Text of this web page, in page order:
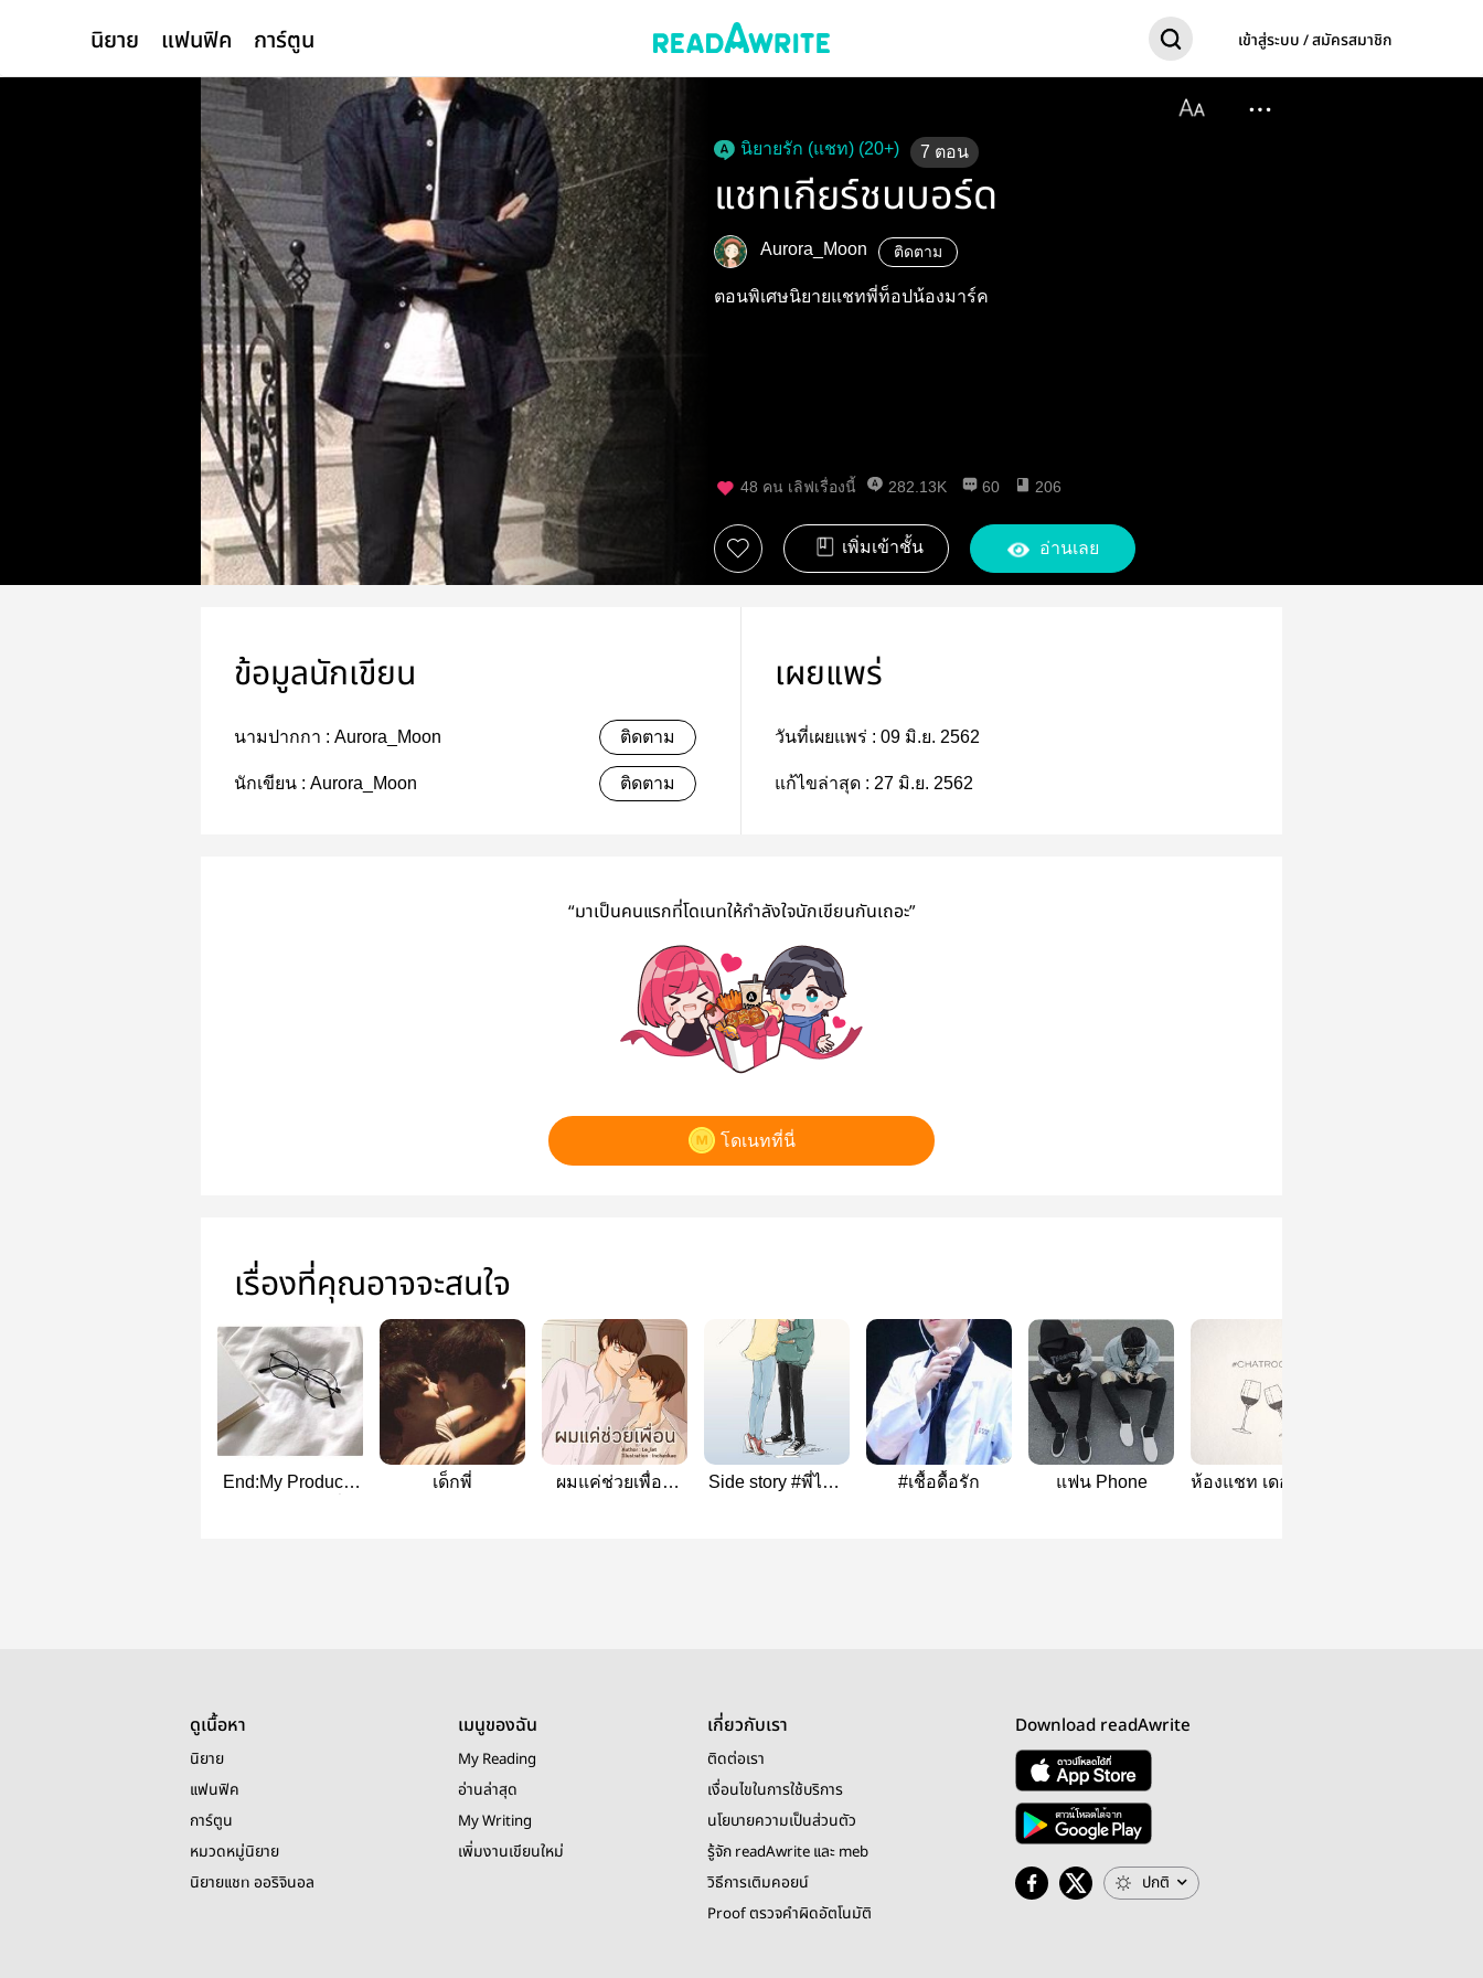
นิยาย แฟนฟิค การ์ตูน เข้าสู่ระบบ / สมัครสมาชิก
นิยายรัก (แชท) (20+) 7 ตอน
แชทเกียร์ชนบอร์ด
Aurora_Moon ติดตาม
ตอนพิเศษนิยายแชทพี่ท็อปน้องมาร์ค
48 คน เลิฟเรื่องนี้ 282.13K 60 206
เพิ่มเข้าชั้น อ่านเลย
ข้อมูลนักเขียน
นามปากกา : Aurora_Moon ติดตาม
นักเขียน : Aurora_Moon ติดตาม
เผยแพร่
วันที่เผยแพร่ : 09 มิ.ย. 2562
แก้ไขล่าสุด : 27 มิ.ย. 2562
“มาเป็นคนแรกที่โดเนทให้กำลังใจนักเขียนกันเถอะ”
โดเนทที่นี่
เรื่องที่คุณอาจจะสนใจ
End:My Producer
เด็กพี่
ผมแค่ช่วยเพื่อน
Side story #พี่ไทม์
#เชื้อดื้อรัก แฟน Phone ห้องแชท เดอะ ซีรีย์
ดูเนื้อหา
นิยาย
แฟนฟิค
การ์ตูน
หมวดหมู่นิยาย
นิยายแชท ออริจินอล
เมนูของฉัน
My Reading
อ่านล่าสุด
My Writing
เพิ่มงานเขียนใหม่
เกี่ยวกับเรา
ติดต่อเรา
เงื่อนไขในการใช้บริการ
นโยบายความเป็นส่วนตัว
รู้จัก readAwrite และ meb
วิธีการเติมคอยน์
Proof ตรวจคำผิดอัตโนมัติ
Download readAwrite
ปกติ